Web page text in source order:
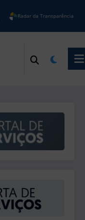
Radar da Transparência